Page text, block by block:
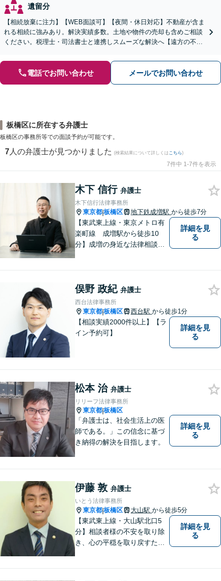
遺留分
【相続放棄に注力】【WEB面談可】【夜間・休日対応】不動産が含ま
れる相続に強みあり。解決実績多数。土地や物件の売却も含めご相談
ください。税理士・司法書士と連携しスムーズな解決へ【遠方の不動
電話でお問い合わせ メールでお問い合わせ
板橋区に所在する弁護士
板橋区の事務所等での面談予約が可能です。
7 人の弁護士が見つかりました (検索結果について詳しくは こちら)
7件中 1-7件を表示
木下 信行 弁護士
木下信行法律事務所
東京都|板橋区 地下鉄成増駅 から徒歩7分
【東武東上線・東京メトロ有
楽町線 成増駅から徒歩10
分】成増の身近な法律相談所
詳細を見
る
俣野 政紀 弁護士
西台法律事務所
東京都|板橋区 西台駅 から徒歩1分
【相談実績2000件以上】【ラ
イン予約可】
詳細を見
る
松本 治 弁護士
リリーフ法律事務所
東京都|板橋区
「弁護士は、社会生活上の医
師である。」この信念に基づ
き納得の解決を目指します。
詳細を見
る
伊藤 敦 弁護士
いとう法律事務所
東京都|板橋区 大山駅 から徒歩5分
【東武東上線・大山駅北口5
分】相談者様の不安を取り除
き、心の平穏を取り戻すため
詳細を見
る